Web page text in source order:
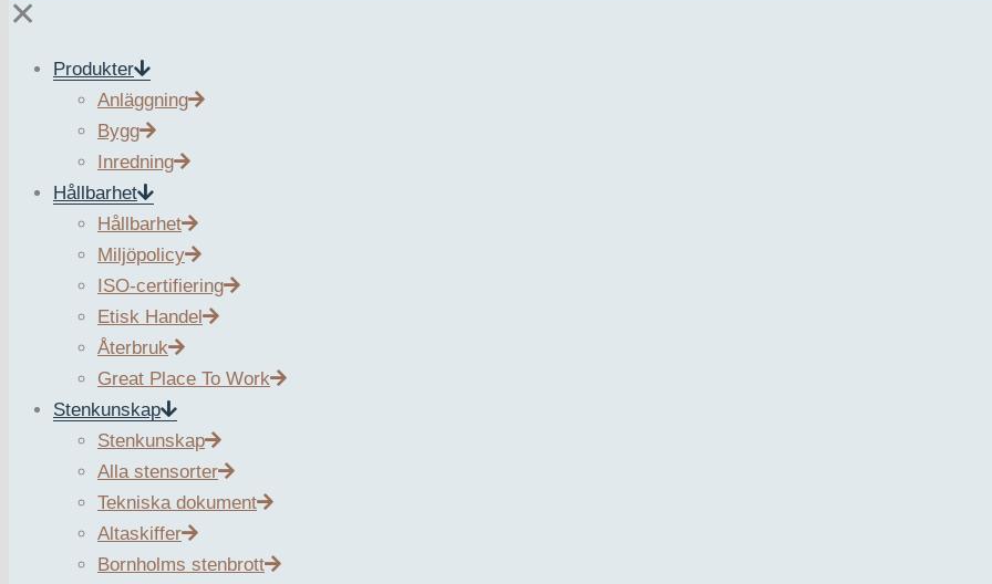
✕
Produkter
Anläggning
Bygg
Inredning
Hållbarhet
Hållbarhet
Miljöpolicy
ISO-certifiering
Etisk Handel
Återbruk
Great Place To Work
Stenkunskap
Stenkunskap
Alla stensorter
Tekniska dokument
Altaskiffer
Bornholms stenbrott
Anläggning
Stockholm – Sturegallerian
Stockholm
Entreprenör